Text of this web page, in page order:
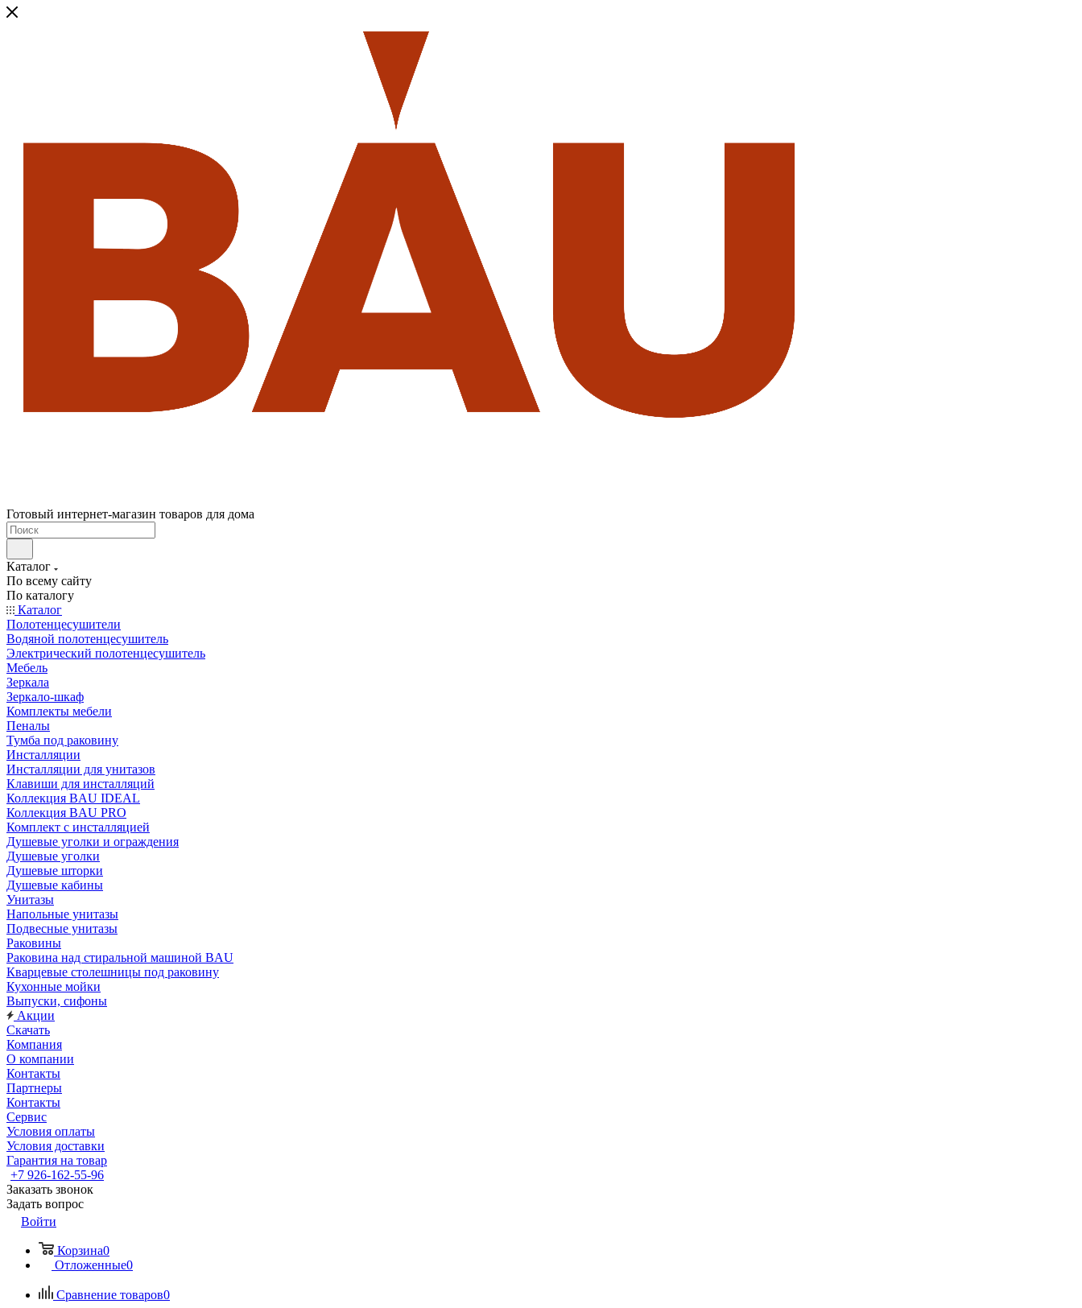
Готовый интернет-магазин товаров для дома
Каталог
По всему сайту
По каталогу
Каталог
Полотенцесушители
Водяной полотенцесушитель
Электрический полотенцесушитель
Мебель
Зеркала
Зеркало-шкаф
Комплекты мебели
Пеналы
Тумба под раковину
Инсталляции
Инсталляции для унитазов
Клавиши для инсталляций
Коллекция BAU IDEAL
Коллекция BAU PRO
Комплект с инсталляцией
Душевые уголки и ограждения
Душевые уголки
Душевые шторки
Душевые кабины
Унитазы
Напольные унитазы
Подвесные унитазы
Раковины
Раковина над стиральной машиной BAU
Кварцевые столешницы под раковину
Кухонные мойки
Выпуски, сифоны
Акции
Скачать
Компания
О компании
Контакты
Партнеры
Контакты
Сервис
Условия оплаты
Условия доставки
Гарантия на товар
+7 926-162-55-96
Заказать звонок
Задать вопрос
Войти
Корзина0
Отложенные0
Сравнение товаров0